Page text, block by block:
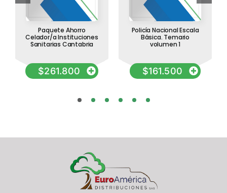
Paquete Ahorro
Celador/a Instituciones
Sanitarias Cantabria
$261.800
Policía Nacional Escala
Básica. Temario
volumen 1
$161.500